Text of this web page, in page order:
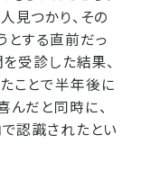
見つかり、その
とする直前だっ
受診した結果、
ことで半年後に
んだと同時に、
認識されたとい